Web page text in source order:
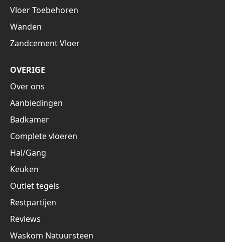
Vloer Toebehoren
Wanden
Zandcement Vloer
OVERIGE
Over ons
Aanbiedingen
Badkamer
Complete vloeren
Hal/Gang
Keuken
Outlet tegels
Restpartijen
Reviews
Waskom Natuursteen